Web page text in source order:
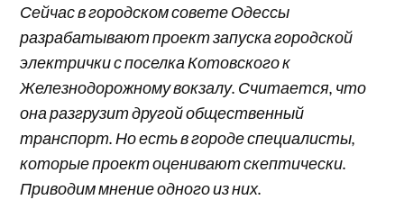
Сейчас в городском совете Одессы
разрабатывают проект запуска городской
электрички с поселка Котовского к
Железнодорожному вокзалу. Считается, что
она разгрузит другой общественный
транспорт. Но есть в городе специалисты,
которые проект оценивают скептически.
Приводим мнение одного из них.